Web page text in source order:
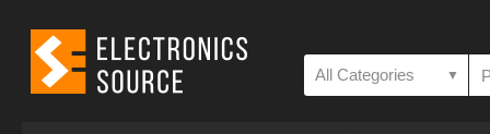
All Categories ▼